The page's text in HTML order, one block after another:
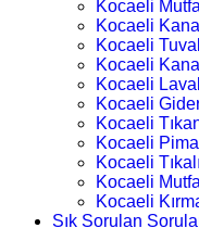
Kocaeli
Kocaeli
Kocaeli
Kocaeli
Kocaeli
Kocaeli
Kocaeli
Kocaeli
Kocaeli
Kocaeli
Kocaeli
Sık Sorulan